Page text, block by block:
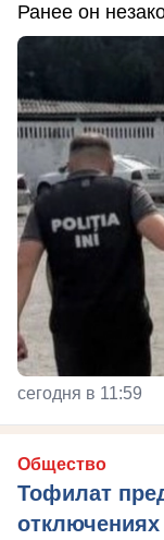
Ранее он
сегодня в 11:59
Общество
Тофилат